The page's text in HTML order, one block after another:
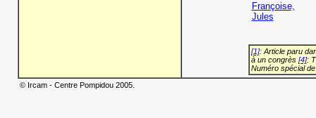
Françoise,
Jules
[1]: Article paru
à un congrès [4]:
Numéro spécial
© Ircam - Centre Pompidou 2005.